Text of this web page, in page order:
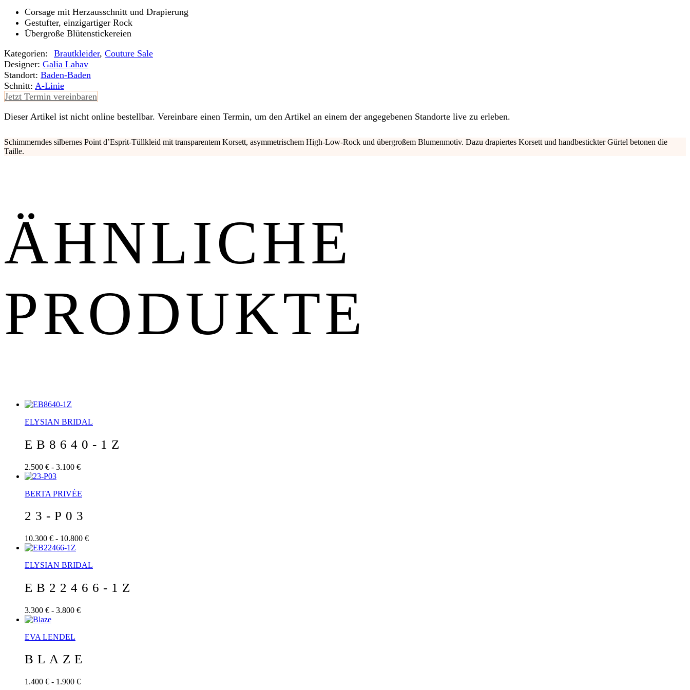
Corsage mit Herzausschnitt und Drapierung
Gestufter, einzigartiger Rock
Übergroße Blütenstickereien
Kategorien:
Braut­kleider, Couture Sale
Designer: Galia Lahav
Standort: Baden-Baden
Schnitt: A-Linie
Jetzt Termin vereinbaren
Dieser Artikel ist nicht online bestellbar. Vereinbare einen Termin, um den Artikel an einem der angegebenen Standorte live zu erleben.
Schimmerndes silbernes Point d’Esprit-Tüllkleid mit transparentem Korsett, asymmetrischem High-Low-Rock und übergroßem Blumenmotiv. Dazu drapiertes Korsett und handbestickter Gürtel betonen die
Taille.
ÄHNLICHE
PRODUKTE
ELYSIAN BRIDAL
EB8640-1Z
2.500 € - 3.100 €
BERTA PRIVÉE
23-P03
10.300 € - 10.800 €
ELYSIAN BRIDAL
EB22466-1Z
3.300 € - 3.800 €
EVA LENDEL
BLAZE
1.400 € - 1.900 €